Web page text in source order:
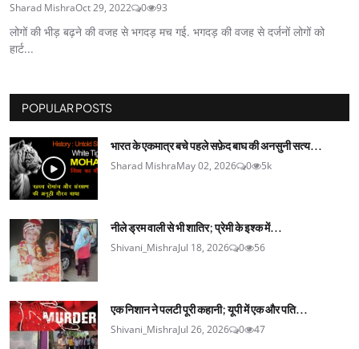
Sharad MishraOct 29, 2022 0 93
लोगों की भीड़ बढ़ने की वजह से भगदड़ मच गई. भगदड़ की वजह से दर्जनों लोगों को
हार्ट...
POPULAR POSTS
भारत के एकमात्र बचे पहले सफ़ेद बाघ की अनसुनी सत्य...
Sharad MishraMay 02, 2026 0 5k
नीले ड्रम वाली से भी शातिर; प्रेमी के इश्‍क में...
Shivani_MishraJul 18, 2026 0 56
एक निशान ने पलटी पूरी कहानी; यूपी में एक और पति...
Shivani_MishraJul 26, 2026 0 47